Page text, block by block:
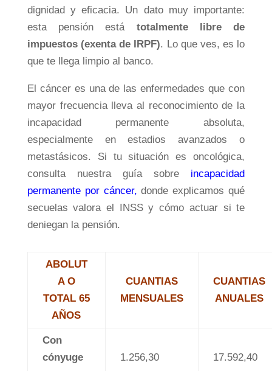
dignidad y eficacia. Un dato muy importante:
esta pensión está totalmente libre de
impuestos (exenta de IRPF). Lo que ves, es lo
que te llega limpio al banco.
El cáncer es una de las enfermedades que con
mayor frecuencia lleva al reconocimiento de la
incapacidad permanente absoluta,
especialmente en estadios avanzados o
metastásicos. Si tu situación es oncológica,
consulta nuestra guía sobre incapacidad
permanente por cáncer, donde explicamos qué
secuelas valora el INSS y cómo actuar si te
deniegan la pensión.
ABOLUT
A O
TOTAL 65
AÑOS
CUANTIAS
MENSUALES
CUANTIAS
ANUALES
Con
cónyuge
1.256,30 17.592,40